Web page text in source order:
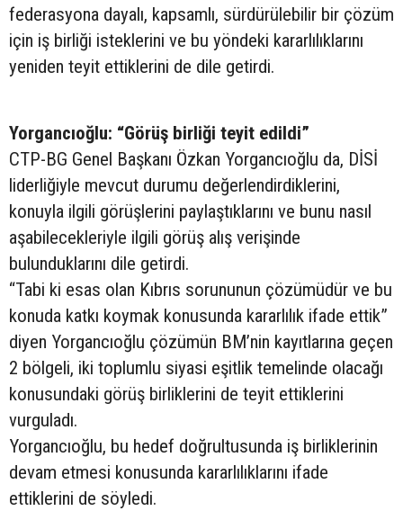
federasyona dayalı, kapsamlı, sürdürülebilir bir çözüm
için iş birliği isteklerini ve bu yöndeki kararlılıklarını
yeniden teyit ettiklerini de dile getirdi.
Yorgancıoğlu: “Görüş birliği teyit edildi”
CTP-BG Genel Başkanı Özkan Yorgancıoğlu da, DİSİ
liderliğiyle mevcut durumu değerlendirdiklerini,
konuyla ilgili görüşlerini paylaştıklarını ve bunu nasıl
aşabilecekleriyle ilgili görüş alış verişinde
bulunduklarını dile getirdi.
“Tabi ki esas olan Kıbrıs sorununun çözümüdür ve bu
konuda katkı koymak konusunda kararlılık ifade ettik”
diyen Yorgancıoğlu çözümün BM’nin kayıtlarına geçen
2 bölgeli, iki toplumlu siyasi eşitlik temelinde olacağı
konusundaki görüş birliklerini de teyit ettiklerini
vurguladı.
Yorgancıoğlu, bu hedef doğrultusunda iş birliklerinin
devam etmesi konusunda kararlılıklarını ifade
ettiklerini de söyledi.